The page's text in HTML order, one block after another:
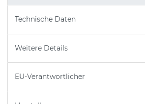
Technische Daten
Weitere Details
EU-Verantwortlicher